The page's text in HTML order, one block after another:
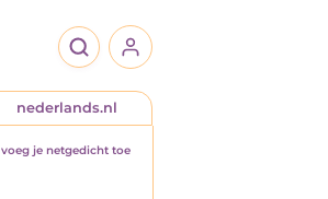
nederlands.nl
voeg je netgedicht toe